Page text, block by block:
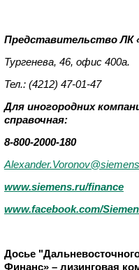
Представительство ЛК
Тургенева, 46, офис 400а.
Тел.: (4212) 47-01-47
Для иногородних
справочная:
8-800-2000-180
www.siemens.ru/finance
www.facebook.com/
Досье
Финанс» – лизинговая